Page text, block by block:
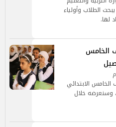
الطلاب وأولياء
لها.
الخامس
الخامس الابتدائي
لامتحانات نصف العام الدراسي 2025، وسنعرضه خلال